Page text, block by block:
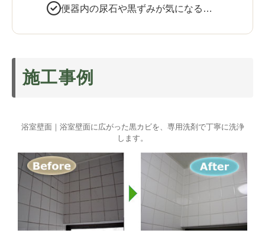
便器内の尿石や黒ずみが気になる…
施工事例
浴室壁面｜浴室壁面に広がった黒カビを、専用洗剤で丁寧に洗浄
します。